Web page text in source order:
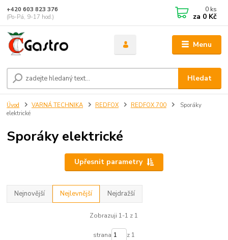
Menu
Hledat
+420 603 823 376
(Po-Pá, 9-17 hod.)
0 ks
za 0 Kč
Úvod VARNÁ TECHNIKA REDFOX REDFOX 700
Sporáky
elektrické
Sporáky elektrické
Upřesnit parametry
Nejnovější Nejlevnější Nejdražší
Zobrazuji 1-1 z 1
strana z 1